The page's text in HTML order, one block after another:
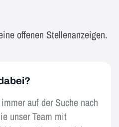
offenen Stellenanzeigen.
auf der Suche nach
unser Team mit